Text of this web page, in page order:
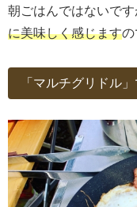
朝ごはんではないです
に美味しく感じますの
「マルチグリドル